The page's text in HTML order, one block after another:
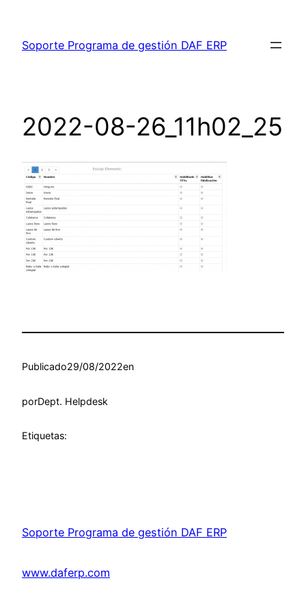
contenido
Soporte Programa de gestión DAF ERP
2022-08-26_11h02_25
Publicado29/08/2022en
porDept. Helpdesk
Etiquetas:
Soporte Programa de gestión DAF ERP
www.daferp.com